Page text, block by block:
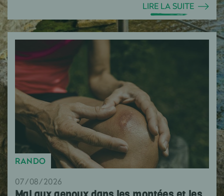
LIRE LA SUITE
RANDO
07/08/2026